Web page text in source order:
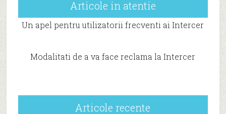
Articole in atentie
Un apel pentru utilizatorii frecventi ai Intercer
Modalitati de a va face reclama la Intercer
Articole recente